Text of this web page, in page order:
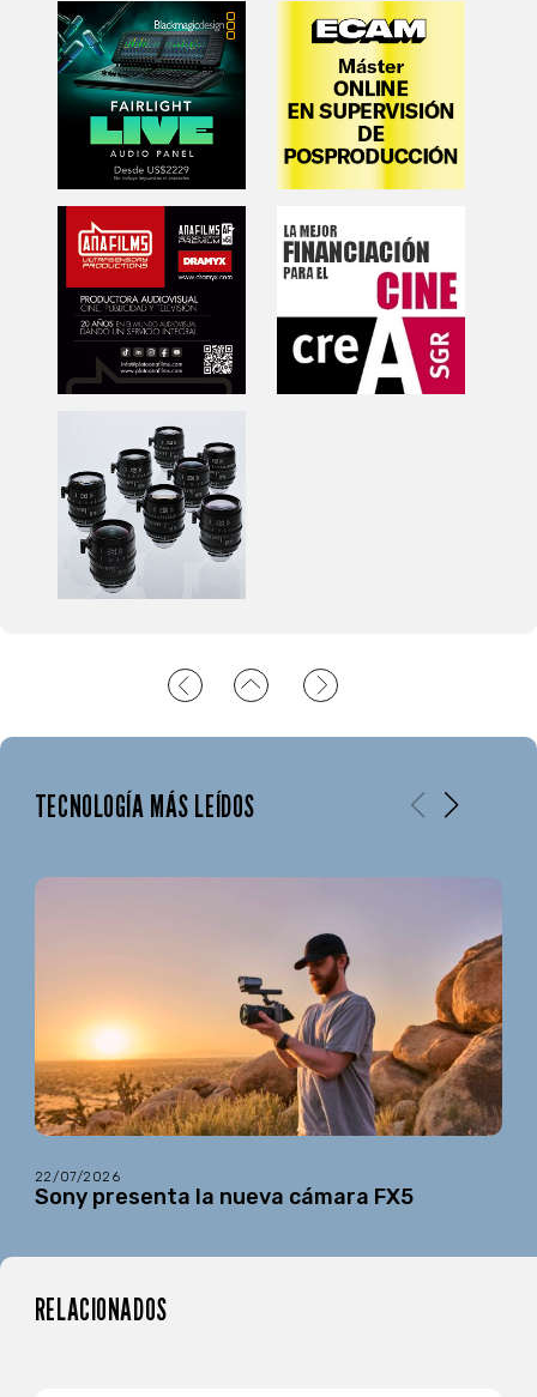
TECNOLOGÍA MÁS LEÍDOS
22/07/2026
Sony presenta la nueva cámara FX5
RELACIONADOS